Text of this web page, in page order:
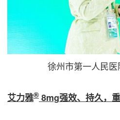
徐州市第一人民
艾力雅® 8mg强效、持久，